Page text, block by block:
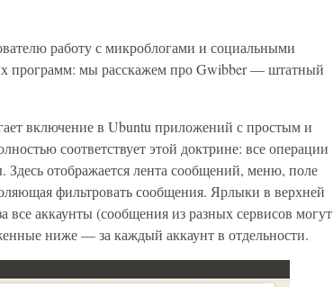
работу с микроблогами и социальными
программ: мы расскажем про Gwibber — штатный
включение в Ubuntu приложений с простым и
соответствует этой доктрине: все операции
Здесь отображается лента сообщений, меню, поле
фильтровать сообщения. Ярлыки в верхней
все аккаунты (сообщения из разных сервисов могут
ниже — за каждый аккаунт в отдельности.